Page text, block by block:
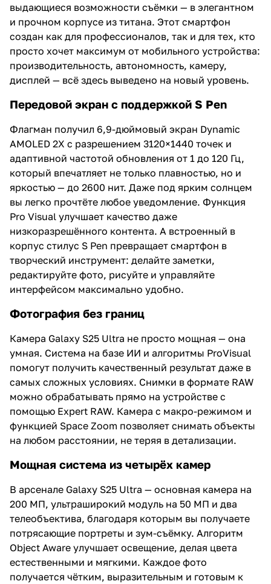
выдающиеся возможности съёмки — в элегантном
и прочном корпусе из титана. Этот смартфон
создан как для профессионалов, так и для тех, кто
просто хочет максимум от мобильного устройства:
производительность, автономность, камеру,
дисплей — всё здесь выведено на новый уровень.
Передовой экран с поддержкой S Pen
Флагман получил 6,9-дюймовый экран Dynamic
AMOLED 2X с разрешением 3120×1440 точек и
адаптивной частотой обновления от 1 до 120 Гц,
который впечатляет не только плавностью, но и
яркостью — до 2600 нит. Даже под ярким солнцем
вы легко прочтёте любое уведомление. Функция
Pro Visual улучшает качество даже
низкоразрешённого контента. А встроенный в
корпус стилус S Pen превращает смартфон в
творческий инструмент: делайте заметки,
редактируйте фото, рисуйте и управляйте
интерфейсом максимально удобно.
Фотография без границ
Камера Galaxy S25 Ultra не просто мощная — она
умная. Система на базе ИИ и алгоритмы ProVisual
помогут получить качественный результат даже в
самых сложных условиях. Снимки в формате RAW
можно обрабатывать прямо на устройстве с
помощью Expert RAW. Камера с макро-режимом и
функцией Space Zoom позволяет снимать объекты
на любом расстоянии, не теряя в детализации.
Мощная система из четырёх камер
В арсенале Galaxy S25 Ultra — основная камера на
200 МП, ультраширокий модуль на 50 МП и два
телеобъектива, благодаря которым вы получаете
потрясающие портреты и зум-съёмку. Алгоритм
Object Aware улучшает освещение, делая цвета
естественными и мягкими. Каждое фото
получается чётким, выразительным и готовым к